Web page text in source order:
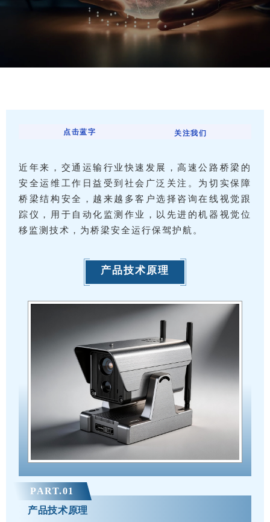
点击蓝字 关注我们
近年来，交通运输行业快速发展，高速公路桥梁的
安全运维工作日益受到社会广泛关注。为切实保障
桥梁结构安全，越来越多客户选择咨询在线视觉跟
踪仪，用于自动化监测作业，以先进的机器视觉位
移监测技术，为桥梁安全运行保驾护航。
产品技术原理
PART.01
产品技术原理